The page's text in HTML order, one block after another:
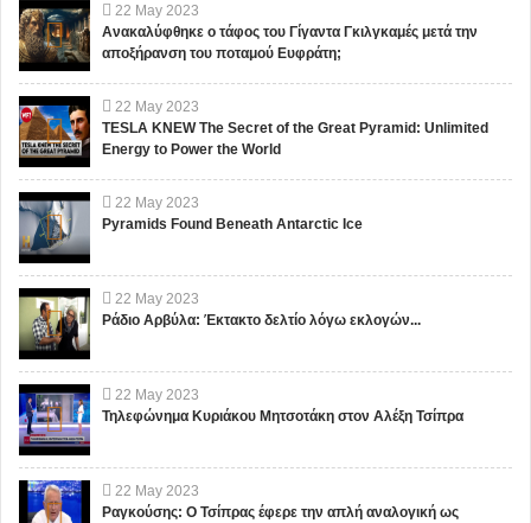
22 May 2023
Ανακαλύφθηκε ο τάφος του Γίγαντα Γκιλγκαμές μετά την
αποξήρανση του ποταμού Ευφράτη;
22 May 2023
TESLA KNEW The Secret of the Great Pyramid: Unlimited
Energy to Power the World
22 May 2023
Pyramids Found Beneath Antarctic Ice
22 May 2023
Ράδιο Αρβύλα: Έκτακτο δελτίο λόγω εκλογών...
22 May 2023
Τηλεφώνημα Κυριάκου Μητσοτάκη στον Αλέξη Τσίπρα
22 May 2023
Ραγκούσης: Ο Τσίπρας έφερε την απλή αναλογική ως